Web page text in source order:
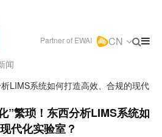
Partner of EWAI CN
闻
LIMS系统如何打造高效、合规的现代
”繁琐！东西分析LIMS系统如
代化实验室？